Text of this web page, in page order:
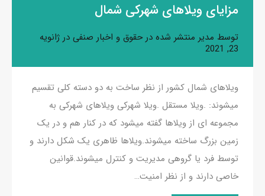
مزایای ویلاهای شهرکی شمال
توسط مدیر منتشر شده درحقوق و اخبار صنفی در ژانویه
23, 2021
ویلاهای شمال کشور از نظر ساخت به دو دسته کلی تقسیم
میشوند: .ویلا مستقل .ویلا شهرکی ویلاهای شهرکی به
مجموعه ای از ویلاها گفته میشود که در کنار هم و در یک
زمین بزرگ ساخته میشوند.ویلاها ظاهری یک شکل دارند و
توسط فرد یا گروهی مدیریت و کنترل میشوند.قوانین
خاصی دارند و از نظر امنیت…